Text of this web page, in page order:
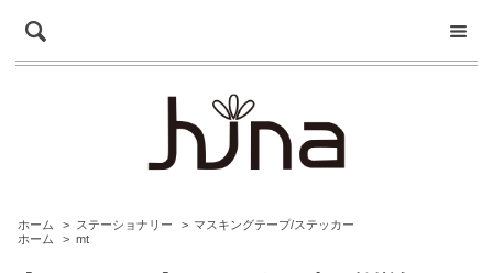
ホーム > ステーショナリー > マスキングテープ/ステッカー
ホーム
> mt